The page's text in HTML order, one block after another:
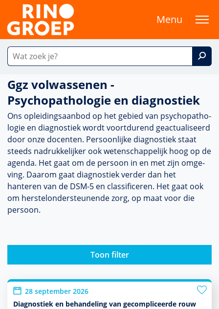
Menu
Ggz volwassenen -
Psychopathologie en diagnostiek
Ons opleidingsaanbod op het gebied van psycho­patho­
logie en diag­nos­tiek wordt voort­durend geactualiseerd
door onze docenten. Persoonlijke diag­nos­tiek staat
steeds nadrukkelijker ook weten­schappe­lijk hoog op de
agenda. Het gaat om de persoon in en met zijn omge­
ving. Daarom gaat diag­nos­tiek verder dan het
hanteren van de DSM-5 en classificeren. Het gaat ook
om herstelonder­steunende zorg, op maat voor die
persoon.
Toon filter
28 september 2026
Diagnostiek en behandeling van gecompliceerde rouw